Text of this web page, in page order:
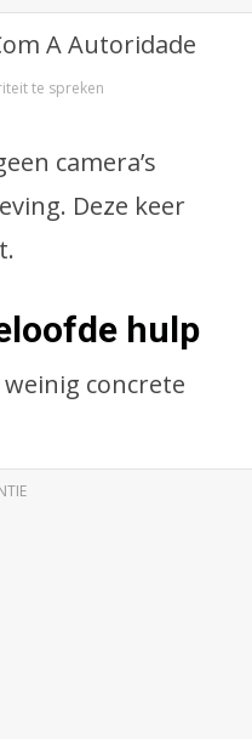
te spreken
camera’s
Deze keer
hulp
concrete